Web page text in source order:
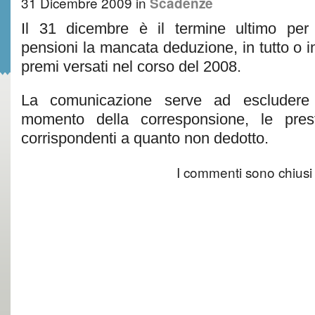
Il 31 dicembre è il termine ultimo per
pensioni la mancata deduzione, in tutto o
premi versati nel corso del 2008.
La comunicazione serve ad
momento della corresponsione, le
corrispondenti a quanto non dedotto.
I commenti sono chiusi